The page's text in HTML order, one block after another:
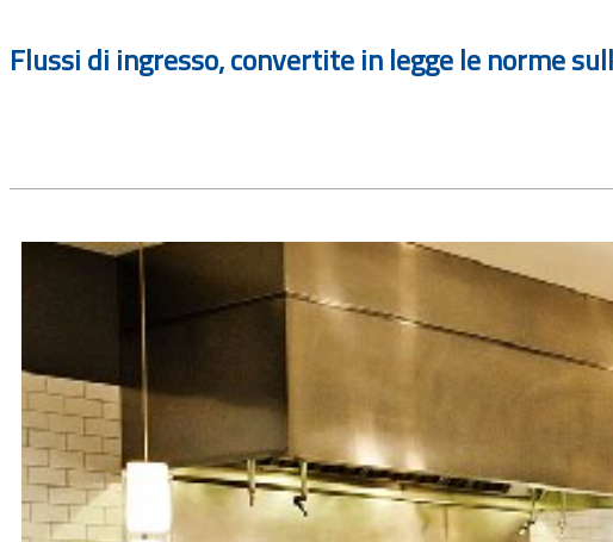
Flussi di ingresso, convertite in legge le norme